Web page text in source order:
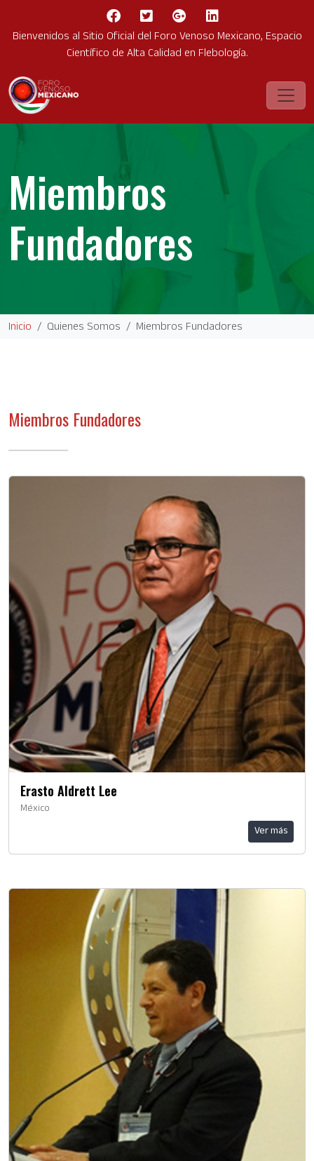
Bienvenidos al Sitio Oficial del Foro Venoso Mexicano, Espacio
Científico de Alta Calidad en Flebología.
Miembros
Fundadores
Inicio Quienes Somos Miembros Fundadores
Miembros Fundadores
Erasto Aldrett Lee
México
Ver más